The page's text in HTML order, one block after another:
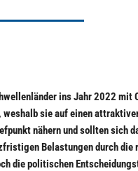
ins Jahr 2022
sie auf einen
nähern und sollten sich
Belastungen durch
die politischen